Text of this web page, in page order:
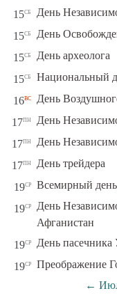
15сб День
15сб День
15сб День археолога
15сб Национальный
16вс День
17пн День
17пн День
17пн День трейдера
19ср Всемирный
19ср
День
Афганистан
19ср День
19ср Преображение
←